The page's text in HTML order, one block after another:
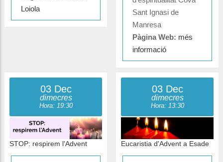
Loiola
Sant Ignasi de
Manresa
Pàgina Web: més
informació
03 Dec
dimecres
Hora: 19:30
STOP: respirem l'Advent
03 Dec
dimecres
Hora: 13:30
Eucaristia d'Advent a Esade